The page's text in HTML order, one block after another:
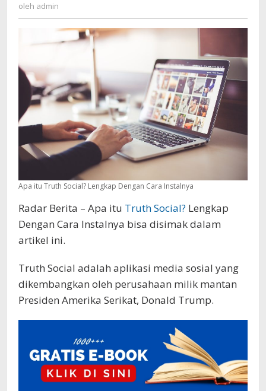
oleh admin
Apa itu Truth Social? Lengkap Dengan Cara Instalnya
Radar Berita – Apa itu Truth Social? Lengkap
Dengan Cara Instalnya bisa disimak dalam
artikel ini.
Truth Social adalah aplikasi media sosial yang
dikembangkan oleh perusahaan milik mantan
Presiden Amerika Serikat, Donald Trump.